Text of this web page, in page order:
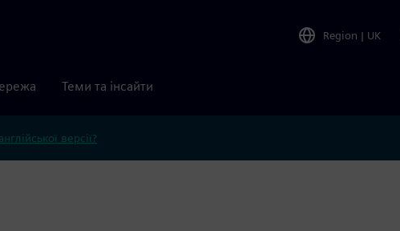
Region | UK
Теми та інсайти
версії?